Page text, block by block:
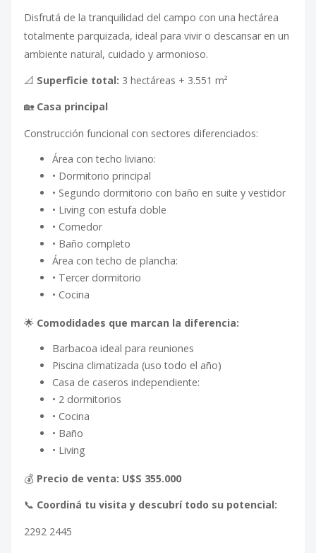
Disfrutá de la tranquilidad del campo con una hectárea
totalmente parquizada, ideal para vivir o descansar en un
ambiente natural, cuidado y armonioso.
📐 Superficie total: 3 hectáreas + 3.551 m²
🏡 Casa principal
Construcción funcional con sectores diferenciados:
Área con techo liviano:
• Dormitorio principal
• Segundo dormitorio con baño en suite y vestidor
• Living con estufa doble
• Comedor
• Baño completo
Área con techo de plancha:
• Tercer dormitorio
• Cocina
🌟 Comodidades que marcan la diferencia:
Barbacoa ideal para reuniones
Piscina climatizada (uso todo el año)
Casa de caseros independiente:
• 2 dormitorios
• Cocina
• Baño
• Living
💰 Precio de venta: U$S 355.000
📞 Coordiná tu visita y descubrí todo su potencial:
2292 2445